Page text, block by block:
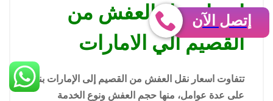
اسعار نقل العفش من
القصيم الي الامارات
تتفاوت اسعار نقل العفش من القصيم إلى الإمارات بناءً
على عدة عوامل، منها حجم العفش ونوع الخدمة
إتصل الآن